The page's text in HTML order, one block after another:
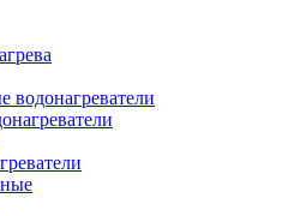
водонагреватели